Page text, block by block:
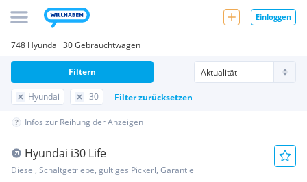
Einloggen
748 Hyundai i30 Gebrauchtwagen
Hyundai i30 Filter zurücksetzen
Filtern
Infos zur Reihung der Anzeigen
Hyundai i30 Life
Diesel, Schaltgetriebe, gültiges Pickerl, Garantie